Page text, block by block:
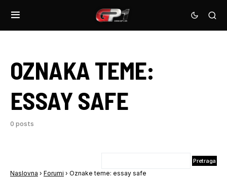
OZNAKA TEME:
ESSAY SAFE
0 posts
Naslovna › Forumi › Oznake teme: essay safe